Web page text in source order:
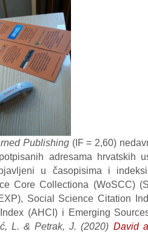
Publishing (IF = 2,60)
adresama hrvatskih
u časopisima i
Core Collectiona (WoSCC)
Social Science Citation
(AHCI) i Emerging
L. & Petrak, J. (2020) David